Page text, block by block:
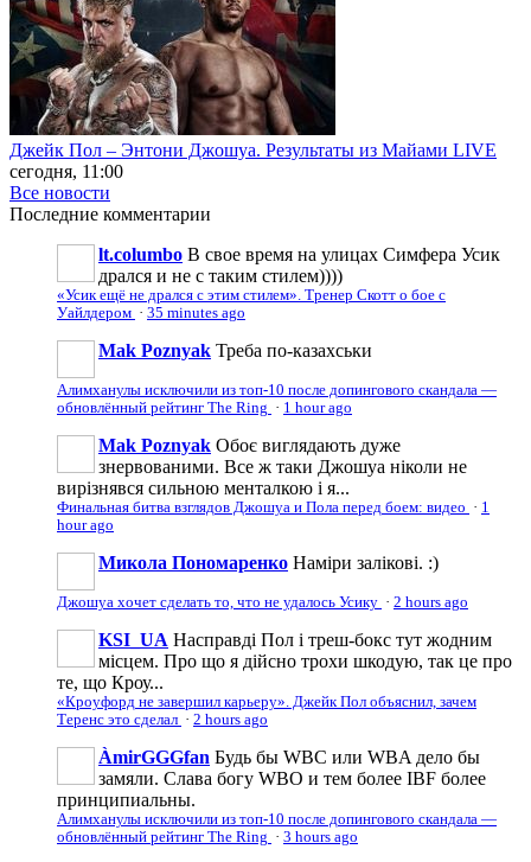
Джейк Пол – Энтони Джошуа. Результаты из Майами LIVE
сегодня, 11:00
Все новости
Последние комментарии
lt.columbo В свое время на улицах Симфера Усик
дрался и не с таким стилем))))
«Усик ещё не дрался с этим стилем». Тренер Скотт о бое с
Уайлдером · 35 minutes ago
Mak Poznyak Треба по-казахськи
Алимханулы исключили из топ-10 после допингового скандала —
обновлённый рейтинг The Ring · 1 hour ago
Mak Poznyak Обоє виглядають дуже
знервованими. Все ж таки Джошуа ніколи не
вирізнявся сильною менталкою і я...
Финальная битва взглядов Джошуа и Пола перед боем: видео · 1
hour ago
Микола Пономаренко Наміри залікові. :)
Джошуа хочет сделать то, что не удалось Усику · 2 hours ago
KSI_UA Насправді Пол і треш-бокс тут жодним
місцем. Про що я дійсно трохи шкодую, так це про
те, що Кроу...
«Кроуфорд не завершил карьеру». Джейк Пол объяснил, зачем
Теренс это сделал · 2 hours ago
ÀmirGGGfan Будь бы WBC или WBA дело бы
замяли. Слава богу WBO и тем более IBF более
принципиальны.
Алимханулы исключили из топ-10 после допингового скандала —
обновлённый рейтинг The Ring · 3 hours ago